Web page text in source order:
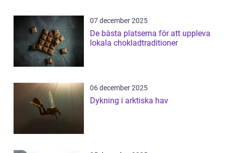
07 december 2025
De bästa platserna för att uppleva
lokala chokladtraditioner
06 december 2025
Dykning i arktiska hav